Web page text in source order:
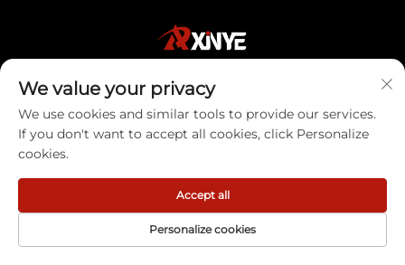
Ruian Xinye Packaging Machine Co., Ltd
tilbyder høj-effektive automatiske
pakkeringsløsninger til forskellige industrier.
Vores avancerede maskiner sikrer præcision,
holdbarhed og optimeret produktion. Opdag
pålidelige pakkeringsinnovationer i dag.
We value your privacy
We use cookies and similar tools to provide our services.
If you don't want to accept all cookies, click Personalize
cookies.
Personalize cookies
Accept all